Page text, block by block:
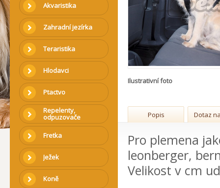
Akvaristika
Zahradní jezírka
Teraristika
Hlodavci
Ptactvo
Repelenty,
odpuzovače
Fretka
Ježek
Koně
Ilustrativní foto
Popis Dotaz
Pro plemena
leonberger,
Velikost v cm